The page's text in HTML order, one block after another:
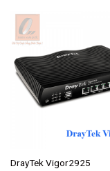
DrayTek Vigor2925